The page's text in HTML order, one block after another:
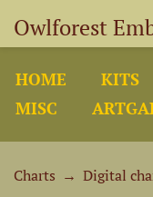
Owlforest
HOME KITS
MISC
Charts → Digital